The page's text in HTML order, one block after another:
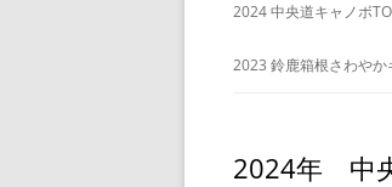
2024 中央道キャノボ
2023 鈴鹿箱根さわやか
2024年 中